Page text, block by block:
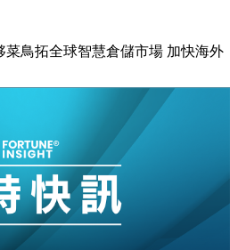
菜鳥拓全球智慧倉儲市場 加快海外
轉賺2300萬元 斥21億翻新香港及
杉磯高球場活動前 男子攜槍彈被捕
回落至51 企業擴張放慢兼縮減人
逾360億美元 支援Anthropic租用